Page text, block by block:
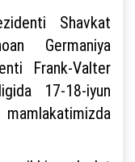
Shavkat
Germaniya
Frank-Valter
17-18-iyun